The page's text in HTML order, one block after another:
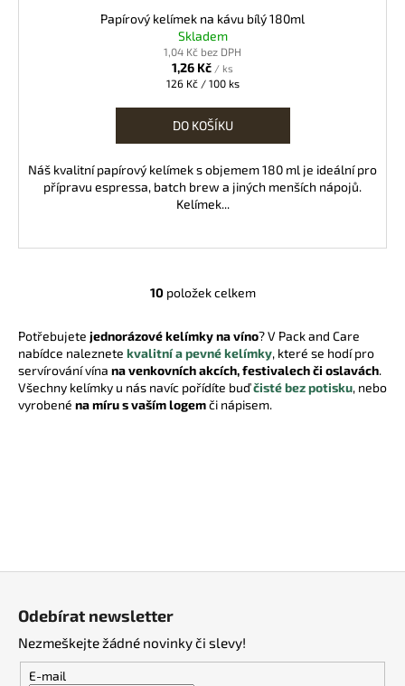
Papírový kelímek na kávu bílý 180ml
Skladem
1,04 Kč bez DPH
1,26 Kč / ks
Měrná
126 Kč / 100 ks
DO KOŠÍKU
Náš kvalitní papírový kelímek s objemem 180 ml je ideální pro
přípravu espressa, batch brew a jiných menších nápojů.
Kelímek...
O
l
á
d
a
ý
s
u
10položek celkem
Potřebujete jednorázové kelímky na víno? V Pack and Care
nabídce naleznete kvalitní a pevné kelímky, které se hodí pro
servírování vína na venkovních akcích, festivalech či oslavách.
Všechny kelímky u nás navíc pořídíte buďčisté bez potisku, nebo
vyrobené na míru s vaším logemči nápisem.
Odebírat newsletter
Nezmeškejte žádné novinky či slevy!
E-mail